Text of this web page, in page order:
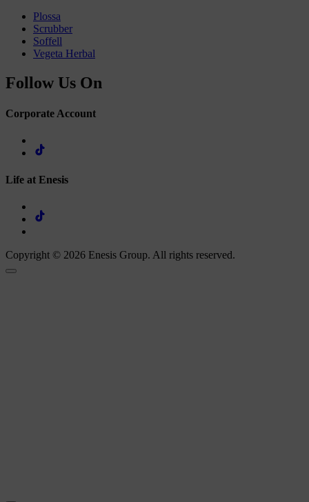
Plossa
Scrubber
Soffell
Vegeta Herbal
Follow Us On
Corporate Account
Life at Enesis
Copyright © 2026 Enesis Group. All rights reserved.